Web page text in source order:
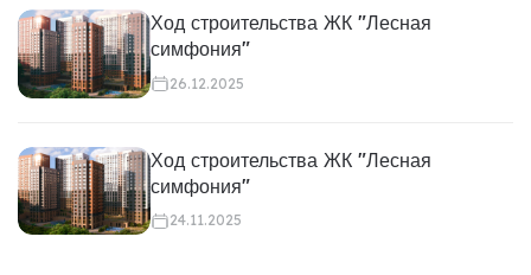
Ход строительства ЖК "Лесная
симфония"
26.12.2025
Ход строительства ЖК "Лесная
симфония"
24.11.2025